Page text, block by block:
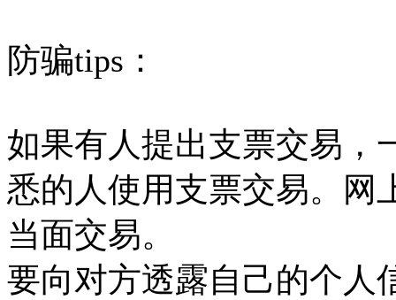
防骗tips：
如果有人提出支票交易，
悉的人使用支票交易。网
当面交易。
要向对方透露自己的个人